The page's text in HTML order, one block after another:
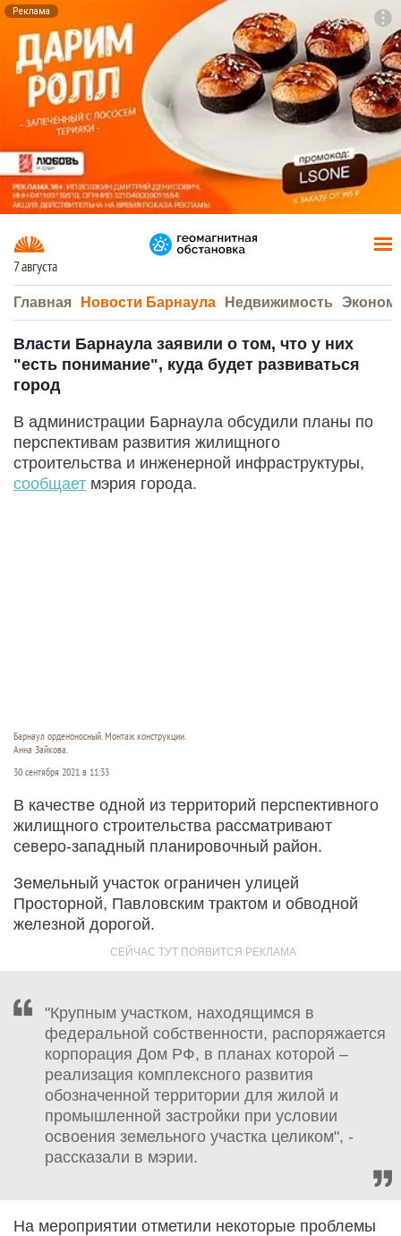
Реклама
7 августа
Главная Новости Барнаула Недвижимость
Власти Барнаула заявили о том, что у них
"есть понимание", куда будет развиваться
город
В администрации Барнаула обсудили планы по
перспективам развития жилищного
строительства и инженерной инфраструктуры,
сообщает мэрия города.
Барнаул орденоносный. Монтаж конструкции.
Анна Зайкова.
30 сентября 2021 в 11:33
В качестве одной из территорий перспективного
жилищного строительства рассматривают
северо-западный планировочный район.
Земельный участок ограничен улицей
Просторной, Павловским трактом и обводной
железной дорогой.
"Крупным участком, находящимся в
федеральной собственности, распоряжается
корпорация Дом РФ, в планах которой –
реализация комплексного развития
обозначенной территории для жилой и
промышленной застройки при условии
освоения земельного участка целиком", -
рассказали в мэрии.
На мероприятии отметили некоторые проблемы